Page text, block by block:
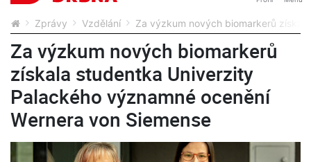
Zprávy Vzdělání Za výzkum nových biomarkerů
Za výzkum nových biomarkerů
získala studentka Univerzity
Palackého významné ocenění
Wernera von Siemense